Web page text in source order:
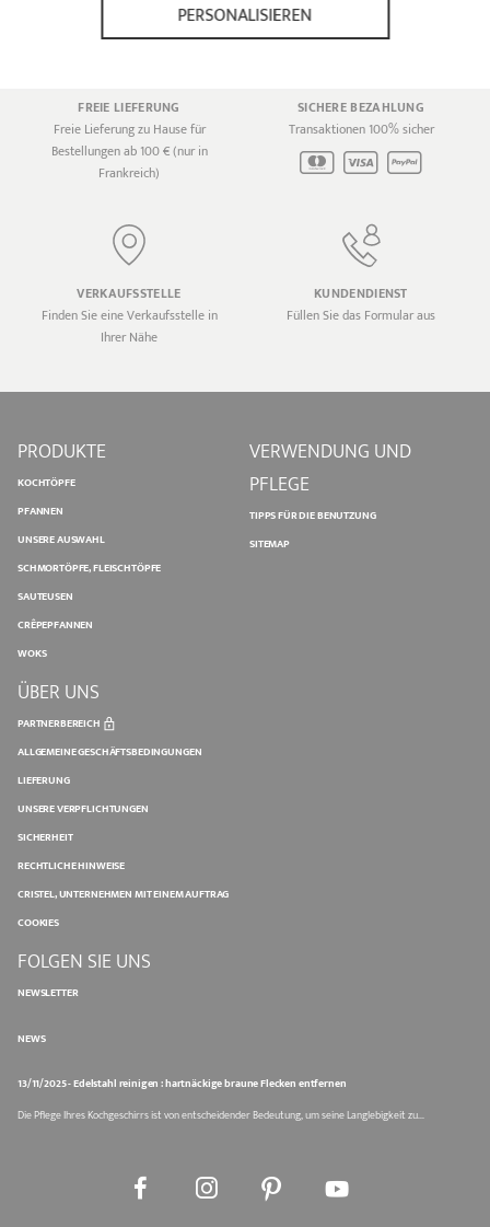
FREIE LIEFERUNG
Freie Lieferung zu Hause für
Bestellungen ab 100 € (nur in
Frankreich)
SICHERE BEZAHLUNG
Transaktionen 100% sicher
VERKAUFSSTELLE
Finden Sie eine Verkaufsstelle in
Ihrer Nähe
KUNDENDIENST
Füllen Sie das Formular aus
PRODUKTE
KOCHTÖPFE
PFANNEN
UNSERE AUSWAHL
SCHMORTÖPFE, FLEISCHTÖPFE
SAUTEUSEN
CRÊPEPFANNEN
WOKS
VERWENDUNG UND
PFLEGE
TIPPS FÜR DIE BENUTZUNG
SITEMAP
ÜBER UNS
PARTNERBEREICH
ALLGEMEINE GESCHÄFTSBEDINGUNGEN
LIEFERUNG
UNSERE VERPFLICHTUNGEN
SICHERHEIT
RECHTLICHE HINWEISE
CRISTEL, UNTERNEHMEN MIT EINEM AUFTRAG
COOKIES
FOLGEN SIE UNS
NEWSLETTER
NEWS
13/11/2025 - Edelstahl reinigen : hartnäckige braune Flecken entfernen
Die Pflege Ihres Kochgeschirrs ist von entscheidender Bedeutung, um seine Langlebigkeit zu...
PERSONALISIEREN